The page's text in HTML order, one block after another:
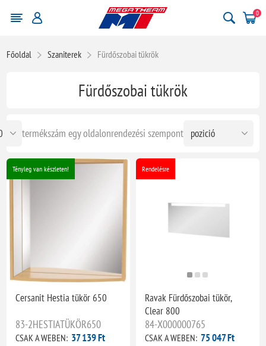
0
Főoldal Szaniterek Fürdőszobai tükrök
Fürdőszobai tükrök
rendezési szempont
termékszám egy oldalon
Tényleg van készleten!
Cersanit Hestia tükör 650
83-2HESTIATÜKÖR650
CSAK A WEBEN: 37 139 Ft
Rendelésre
Ravak Fürdőszobai tükör,
Clear 800
84-X000000765
CSAK A WEBEN: 75 047 Ft